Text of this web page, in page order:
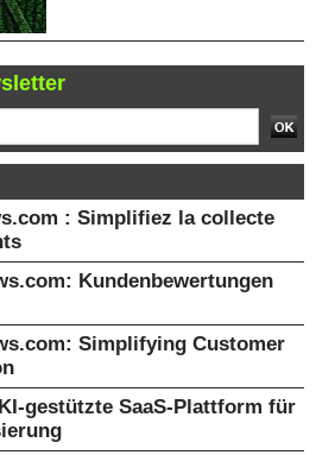
: Simplifiez la collecte
Kundenbewertungen
Simplifying Customer
gestützte SaaS-Plattform für